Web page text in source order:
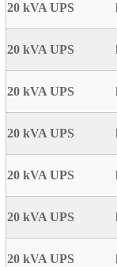
20 kVA UPS
20 kVA UPS
20 kVA UPS
20 kVA UPS
20 kVA UPS
20 kVA UPS
20 kVA UPS